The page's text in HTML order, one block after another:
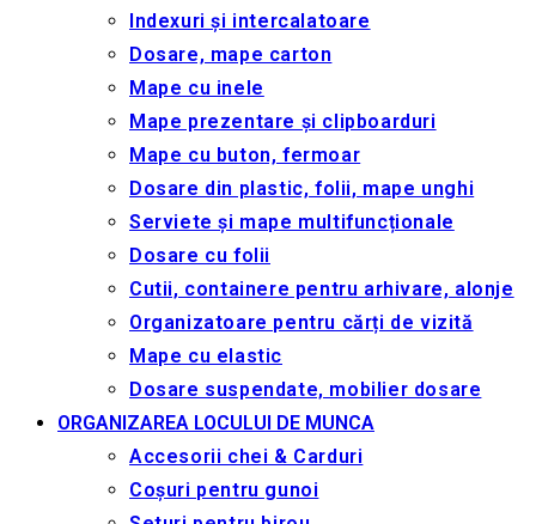
Indexuri și intercalatoare
Dosare, mape carton
Mape cu inele
Mape prezentare și clipboarduri
Mape cu buton, fermoar
Dosare din plastic, folii, mape unghi
Serviete și mape multifuncționale
Dosare cu folii
Cutii, containere pentru arhivare, alonje
Organizatoare pentru cărți de vizită
Mape cu elastic
Dosare suspendate, mobilier dosare
ORGANIZAREA LOCULUI DE MUNCA
Accesorii chei & Сarduri
Coșuri pentru gunoi